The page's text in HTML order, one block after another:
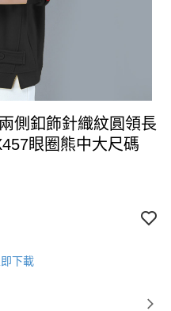
側釦飾針織紋圓領長
眼圈熊中大尺碼
下載